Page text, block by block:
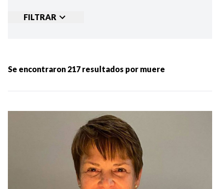
FILTRAR
MÁS RECIENTES
MENOS RECIENTES
Se encontraron 217 resultados por muere